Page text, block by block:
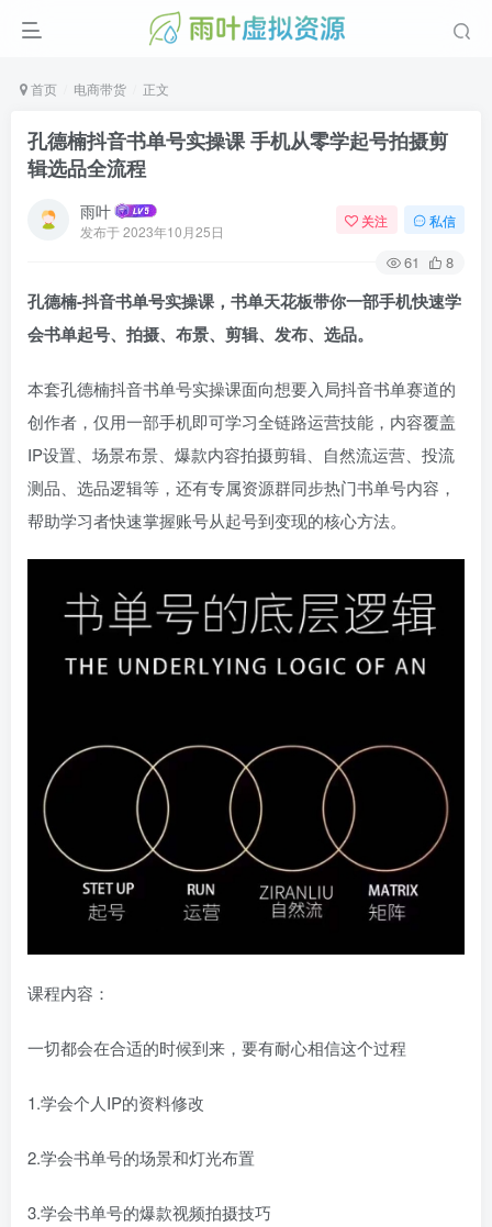
首页 电商带货 正文
孔德楠抖音书单号实操课 手机从零学起号拍摄剪
辑选品全流程
雨叶
发布于2023年10月25日
关注 私信
61 8
孔德楠-抖音书单号实操课，书单天花板带你一部手机快速学
会书单起号、拍摄、布景、剪辑、发布、选品。
本套孔德楠抖音书单号实操课面向想要入局抖音书单赛道的
创作者，仅用一部手机即可学习全链路运营技能，内容覆盖
IP设置、场景布景、爆款内容拍摄剪辑、自然流运营、投流
测品、选品逻辑等，还有专属资源群同步热门书单号内容，
帮助学习者快速掌握账号从起号到变现的核心方法。
课程内容：
一切都会在合适的时候到来，要有耐心相信这个过程
1.学会个人IP的资料修改
2.学会书单号的场景和灯光布置
3.学会书单号的爆款视频拍摄技巧